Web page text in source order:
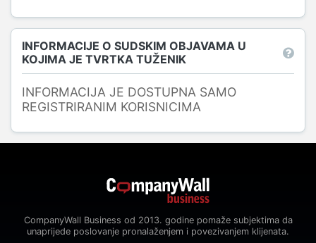
INFORMACIJE O SUDSKIM OBJAVAMA U
KOJIMA JE TVRTKA TUŽENIK
INFORMACIJA JE DOSTUPNA SAMO
REGISTRIRANIM KORISNICIMA
CompanyWall Business od 2013. godine pomaže subjektima da
unaprijede poslovanje pronalaženjem i povezivanjem klijenata.